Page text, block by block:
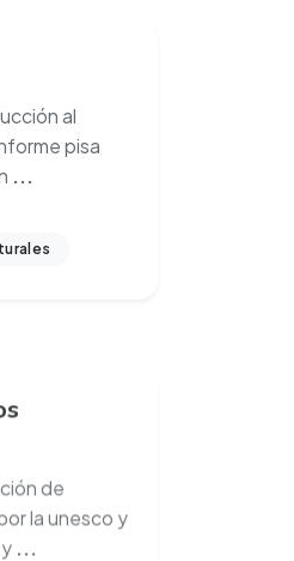
al
pisa
...
de
la unesco y